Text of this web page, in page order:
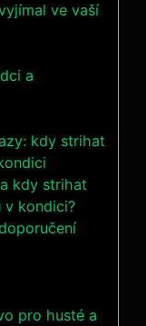
ve vaší
a
kdy strihat
kdy strihat
v kondici?
pro husté a